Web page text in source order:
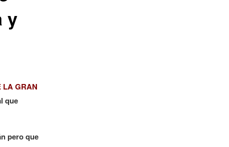
y
LA GRAN
que
pero que